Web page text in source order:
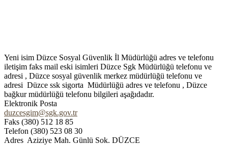
Yeni isim Düzce Sosyal Güvenlik İl Müdürlüğü adres ve telefonu
iletişim faks mail eski isimleri Düzce Sgk Müdürlüğü telefonu ve
adresi , Düzce sosyal güvenlik merkez müdürlüğü telefonu ve
adresi Düzce ssk sigorta Müdürlüğü adres ve telefonu , Düzce
bağkur müdürlüğü telefonu bilgileri aşağıdadır.
Elektronik Posta
duzcesgim@sgk.gov.tr
Faks (380) 512 18 85
Telefon (380) 523 08 30
Adres Aziziye Mah. Günlü Sok. DÜZCE